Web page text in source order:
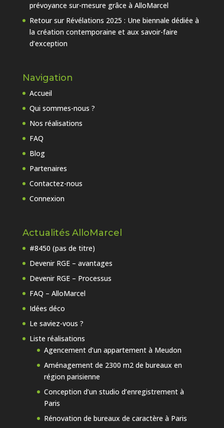
prévoyance sur-mesure grâce à AlloMarcel
Retour sur Révélations 2025 : Une biennale dédiée à
la création contemporaine et aux savoir-faire
d’exception
Navigation
Accueil
Qui sommes-nous ?
Nos réalisations
FAQ
Blog
Partenaires
Contactez-nous
Connexion
Actualités AlloMarcel
#8450 (pas de titre)
Devenir RGE – avantages
Devenir RGE – Processus
FAQ – AlloMarcel
Idées déco
Le saviez-vous ?
Liste réalisations
Agencement d’un appartement à Meudon
Aménagement de 2300 m2 de bureaux en
région parisienne
Conception d’un studio d’enregistrement à
Paris
Rénovation de bureaux de caractère à Paris